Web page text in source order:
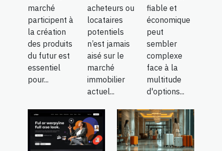
marché
participent à
la création
des produits
du futur est
essentiel
pour...
acheteurs ou
locataires
potentiels
n’est jamais
aisé sur le
marché
immobilier
actuel...
fiable et
économique
peut
sembler
complexe
face à la
multitude
d'options...